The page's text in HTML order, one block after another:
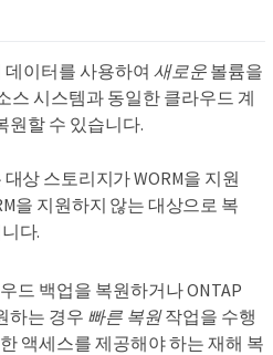
데이터를 사용하여 새로운 볼륨을
스 시스템과 동일한 클라우드 계
원할 수 있습니다.
상 스토리지가 WORM을 지원
을 지원하지 않는 대상으로 복
다.
드 백업을 복원하거나 ONTAP
하는 경우 빠른 복원작업을 수행
액세스를 제공해야 하는 재해 복